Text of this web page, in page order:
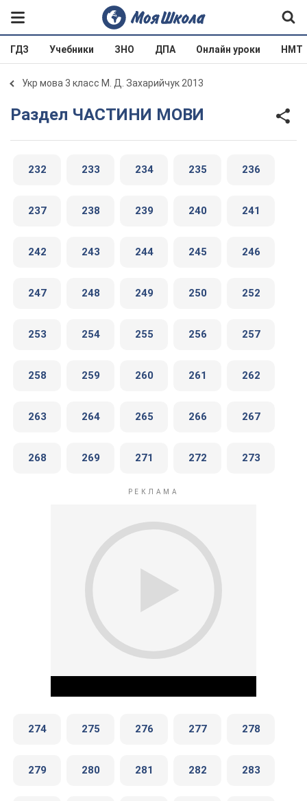
ГДЗ Учебники ЗНО ДПА Онлайн уроки НМТ
Укр мова 3 класс М. Д. Захарийчук 2013
Раздел ЧАСТИНИ МОВИ
232 233 234 235 236
237 238 239 240 241
242 243 244 245 246
247 248 249 250 252
253 254 255 256 257
258 259 260 261 262
263 264 265 266 267
268 269 271 272 273
Play Video
274 275 276 277 278
279 280 281 282 283